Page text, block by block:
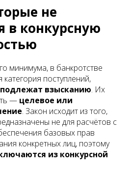
не
в конкурсную
минимума, в банкротстве
категория поступлений,
взысканию. Их
— целевое или
. Закон исходит из того,
не для расчётов с
базовых прав
конкретных лиц, поэтому
из конкурсной